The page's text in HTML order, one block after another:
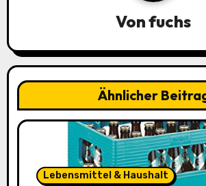
i
g
a
Vonfuchs
Ähnlicher
Lebensmittel & Haushalt